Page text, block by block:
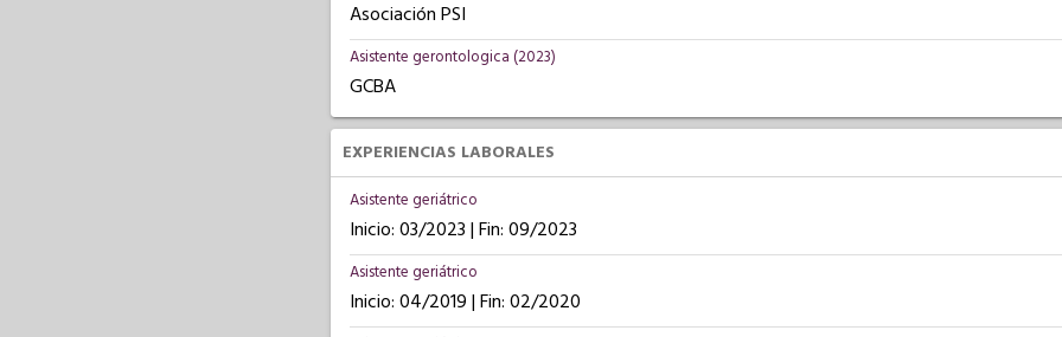
Asociación PSI
Asistente gerontologica (2023)
GCBA
EXPERIENCIAS LABORALES
Asistente geriátrico
Inicio: 03/2023 | Fin: 09/2023
Asistente geriátrico
Inicio: 04/2019 | Fin: 02/2020